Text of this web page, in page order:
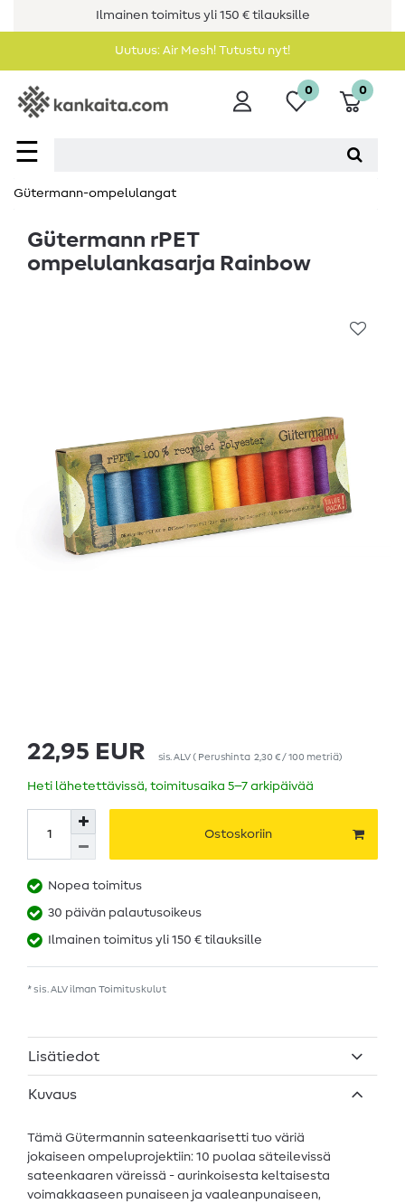
Ilmainen toimitus yli 150 € tilauksille
Uutuus: Air Mesh! Tutustu nyt!
☰
0 0
Gütermann-ompelulangat
Gütermann rPET
ompelulankasarja Rainbow
22,95 EUR sis. ALV( Perushinta 2,30 € / 100 metriä)
Heti lähetettävissä, toimitusaika 5–7 arkipäivää
Ostoskoriin
Nopea toimitus
30 päivän palautusoikeus
Ilmainen toimitus yli 150 € tilauksille
* sis. ALV ilman Toimituskulut
Lisätiedot
Kuvaus
Tämä Gütermannin sateenkaarisetti tuo väriä
jokaiseen ompeluprojektiin: 10 puolaa säteilevissä
sateenkaaren väreissä - aurinkoisesta keltaisesta
voimakkaaseen punaiseen ja vaaleanpunaiseen,